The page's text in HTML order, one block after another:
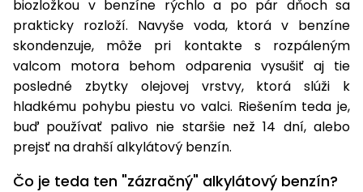
biozložkou v benzíne rýchlo a po pár dňoch sa
prakticky rozloží. Navyše voda, ktorá v benzíne
skondenzuje, môže pri kontakte s rozpáleným
valcom motora behom odparenia vysušiť aj tie
posledné zbytky olejovej vrstvy, ktorá slúži k
hladkému pohybu piestu vo valci. Riešením teda je,
buď používať palivo nie staršie než 14 dní, alebo
prejsť na drahší alkylátový benzín.
Čo je teda ten "zázračný" alkylátový benzín?